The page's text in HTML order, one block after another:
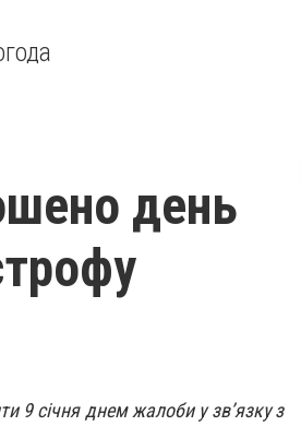
день
9 січня днем жалоби у зв’язку з